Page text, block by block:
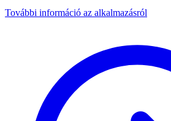
További információ az alkalmazásról